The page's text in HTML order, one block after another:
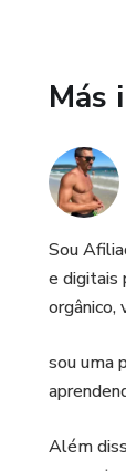
Más
Sou
e digitais
orgânico,
sou uma
Além